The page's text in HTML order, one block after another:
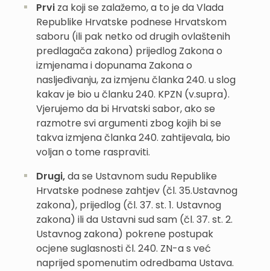
Prvi za koji se zalažemo, a to je da Vlada
Republike Hrvatske podnese Hrvatskom
saboru (ili pak netko od drugih ovlaštenih
predlagača zakona) prijedlog Zakona o
izmjenama i dopunama Zakona o
nasljeđivanju, za izmjenu članka 240. u slog
kakav je bio u članku 240. KPZN (v.supra).
Vjerujemo da bi Hrvatski sabor, ako se
razmotre svi argumenti zbog kojih bi se
takva izmjena članka 240. zahtijevala, bio
voljan o tome raspraviti.
Drugi,da se Ustavnom sudu Republike
Hrvatske podnese zahtjev (čl. 35.Ustavnog
zakona), prijedlog (čl. 37. st. 1. Ustavnog
zakona) ili da Ustavni sud sam (čl. 37. st. 2.
Ustavnog zakona) pokrene postupak
ocjene suglasnosti čl. 240. ZN-a s već
naprijed spomenutim odredbama Ustava.